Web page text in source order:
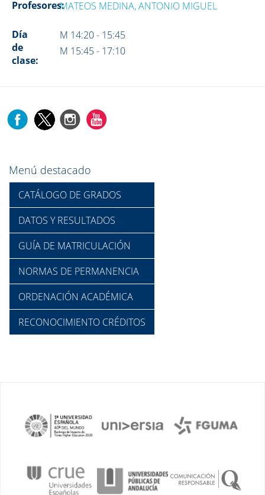
Profesores:MATEOS MEDINA, ANTONIO MIGUEL
Día
de
clase:
M 14:20 - 15:45
M 15:45 - 17:10
Menú destacado
CATÁLOGO DE GRADOS
DATOS Y RESULTADOS
GUÍA DE MATRICULACIÓN
NORMAS DE PERMANENCIA
ORDENACIÓN ACADÉMICA
RECONOCIMIENTO CRÉDITOS